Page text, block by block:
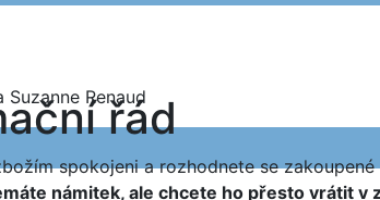
Renaud
řád
spokojeni a rozhodnete se
námitek, ale chcete ho přesto vrátit v